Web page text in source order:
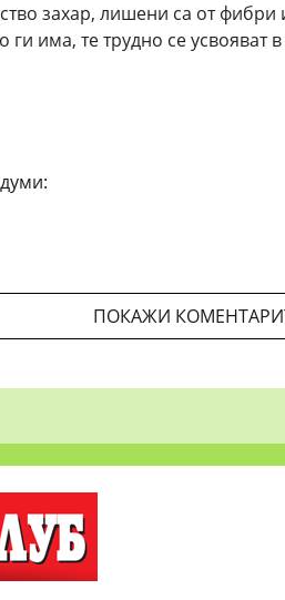
захар, лишени са от фибри
ги има, те трудно се усвояват
ПОКАЖИ